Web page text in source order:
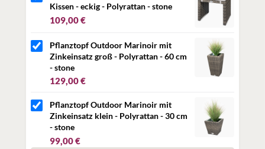
Eine echte Bereicherung für Ihren Garten oder Ihre
Produktinformationen
witterungstrotzendes PE-Rattan in
Höhe:ca. 180 cm
Breite gesamt:
Breite Einzelelement:ca. 60 cm
faltbar
Füße: spezielle Aluminiumfüße in T-Form mit Löchern
zur Befestigung auf der Terrasse oder im Boden
Kissen - eckig - Polyrattan - stone
109,00 €
Pflanztopf Outdoor Marinoir mit
Zinkeinsatz groß - Polyrattan - 60 cm
- stone
129,00 €
Pflanztopf Outdoor Marinoir mit
Zinkeinsatz klein - Polyrattan - 30 cm
- stone
99,00 €